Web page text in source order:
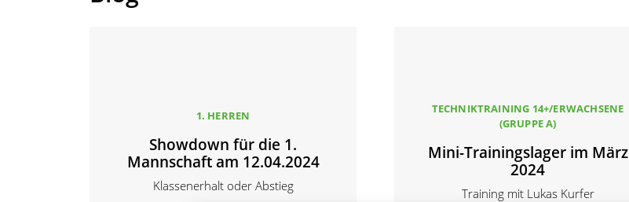
1. HERREN
Showdown für die 1.
Mannschaft am 12.04.2024
Klassenerhalt oder Abstieg
TECHNIKTRAINING 14+/ERWACHSENE
(GRUPPE A)
Mini-Trainingslager im März
2024
Training mit Lukas Kurfer